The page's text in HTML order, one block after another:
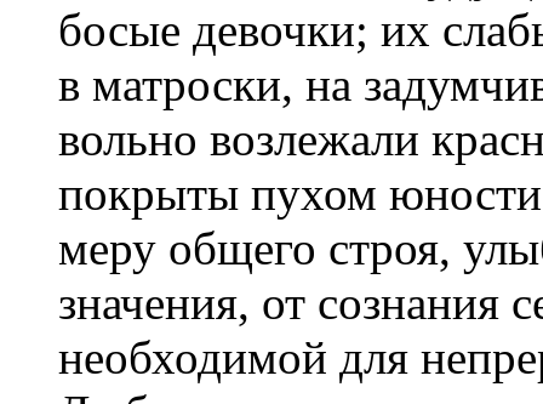
босые девочки; их
в матроски, на
вольно возлежали
покрыты пухом
меру общего строя,
значения, от сознания
необходимой для